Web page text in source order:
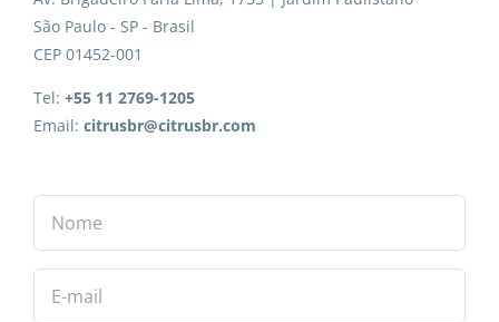
São Paulo - SP - Brasil
CEP 01452-001
Tel: +55 11 2769-1205
Email: citrusbr@citrusbr.com